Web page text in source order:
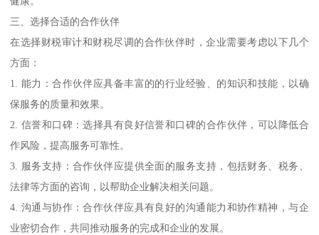
三、选择合适的合作伙伴
在选择财税审计和财税尽调的合作伙伴时，企业需要考虑以下几个
方面：
1. 能力：合作伙伴应具备丰富的的行业经验、的知识和技能，以确
保服务的质量和效果。
2. 信誉和口碑：选择具有良好信誉和口碑的合作伙伴，可以降低合
作风险，提高服务可靠性。
3. 服务支持：合作伙伴应提供全面的服务支持，包括财务、税务、
法律等方面的咨询，以帮助企业解决相关问题。
4. 沟通与协作：合作伙伴应具有良好的沟通能力和协作精神，与企
业密切合作，共同推动服务的完成和企业的发展。